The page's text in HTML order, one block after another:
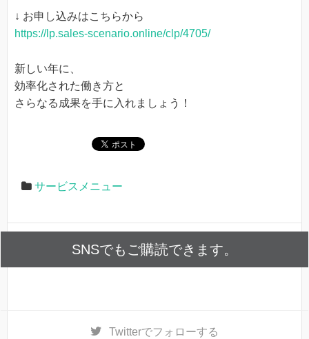
↓ お申し込みはこちらから
https://lp.sales-scenario.online/clp/4705/
新しい年に、
効率化された働き方と
さらなる成果を手に入れましょう！
サービスメニュー
SNSでもご購読できます。
Twitterでフォローする